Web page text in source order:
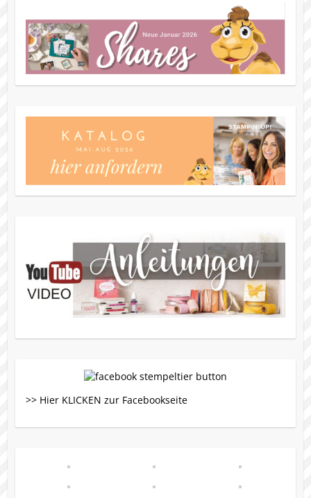
>> Hier KLICKEN zur Facebookseite